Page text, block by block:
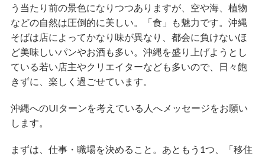
う当たり前の景色になりつつありますが、空や海、植物
などの自然は圧倒的に美しい。「食」も魅力です。沖縄
そばは店によってかなり味が異なり、都会に負けないほ
ど美味しいパンやお酒も多い。沖縄を盛り上げようとし
ている若い店主やクリエイターなども多いので、日々飽
きずに、楽しく過ごせています。
沖縄へのUIターンを考えている人へメッセージをお願い
します。
まずは、仕事・職場を決めること。あともう1つ、「移住